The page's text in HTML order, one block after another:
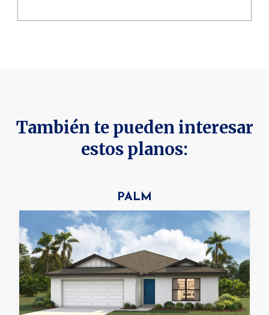
También te pueden interesar
estos planos:
PALM